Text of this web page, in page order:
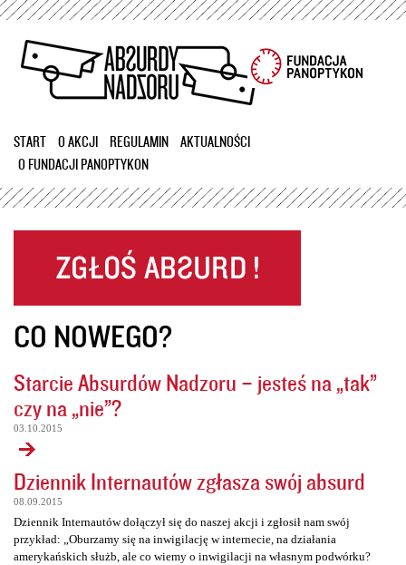
Przejdź
treści
START O AKCJI REGULAMIN
AKTUALNOŚCI
O FUNDACJI PANOPTYKON
CO NOWEGO?
Starcie Absurdów Nadzoru – jesteś na „tak”
czy na „nie”?
03.10.2015
Dziennik Internautów zgłasza swój absurd
08.09.2015
Dziennik Internautów dołączył się do naszej akcji i zgłosił nam swój
przykład: „Oburzamy się na inwigilację w internecie, na działania
amerykańskich służb, ale co wiemy o inwigilacji na własnym podwórku?